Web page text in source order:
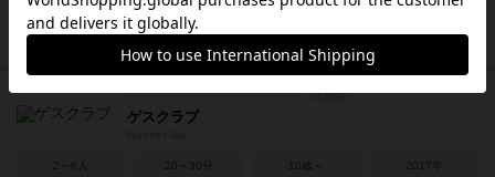
Super Rhino!
2～5人 5～15分 5歳～ 2010年
ゲスクラブ
2～8人 20～30分 10歳～ 2017年